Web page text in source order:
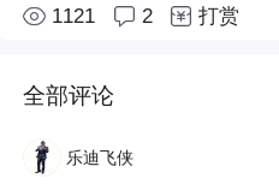
1121 2 打赏
全部评论
乐迪飞侠